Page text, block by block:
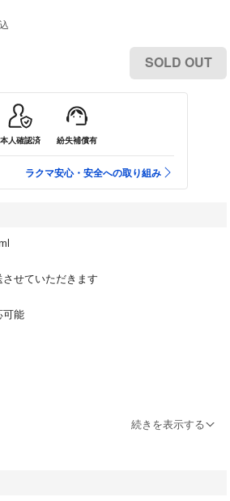
SOLD OUT
本人確認済 紛失補償有
ラクマ安心・安全への取り組み
せていただきます
可能
続きを表示する